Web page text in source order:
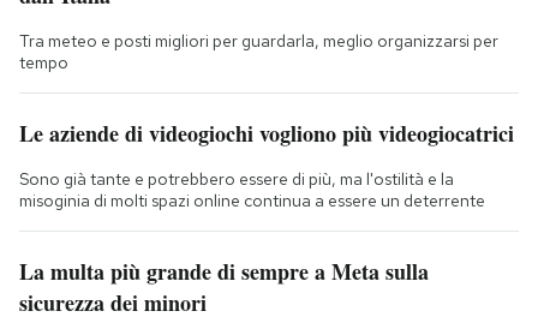
Tra meteo e posti migliori per guardarla, meglio organizzarsi per
tempo
Le aziende di videogiochi vogliono più videogiocatrici
Sono già tante e potrebbero essere di più, ma l'ostilità e la
misoginia di molti spazi online continua a essere un deterrente
La multa più grande di sempre a Meta sulla
sicurezza dei minori